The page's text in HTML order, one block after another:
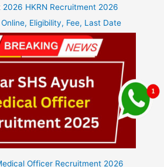
2026 HKRN Recruitment 2026
Eligibility, Fee, Last Date
Officer Recruitment 2026